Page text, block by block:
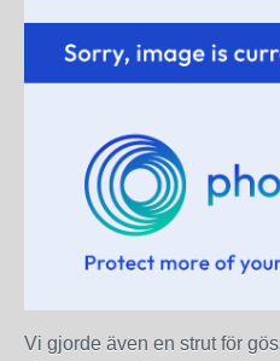
Vi gjorde även en strut för